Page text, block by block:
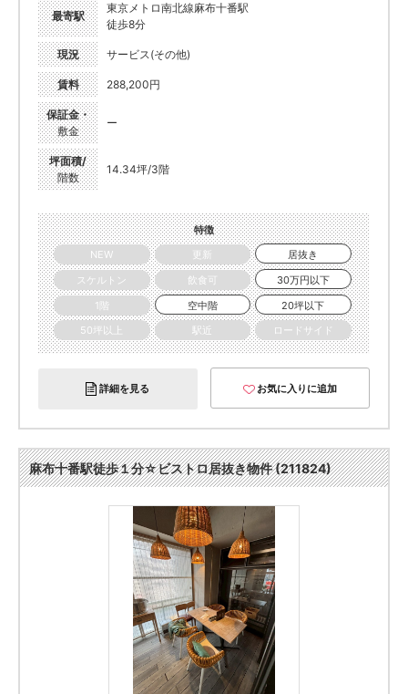
最寄駅
東京メトロ南北線麻布十番駅
徒歩8分
現況 サービス(その他)
賃料 288,200円
保証金・
敷金
ー
坪面積/
階数
14.34坪/3階
特徴
NEW
更新
居抜き
スケルトン
飲食可
30万円以下
1階
空中階
20坪以下
50坪以上
駅近 ロードサイド
詳細を見る お気に入りに追加
麻布十番駅徒歩１分☆ビストロ居抜き物件 (211824)